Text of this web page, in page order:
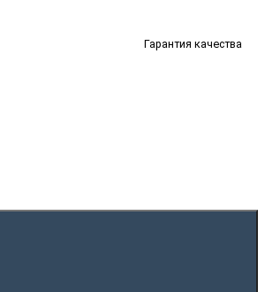
Гарантия качества